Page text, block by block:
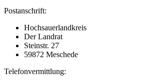
Postanschrift:
Hochsauerlandkreis
Der Landrat
Steinstr. 27
59872 Meschede
Telefonvermittlung: